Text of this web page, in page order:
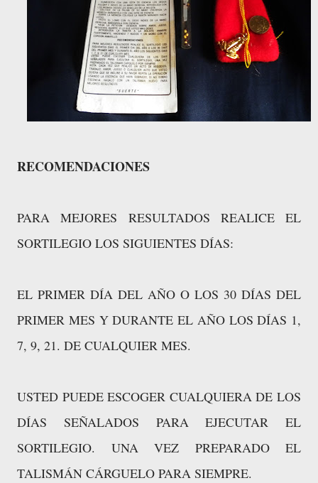
RECOMENDACIONES
PARA MEJORES RESULTADOS REALICE EL
SORTILEGIO LOS SIGUIENTES DÍAS:
EL PRIMER DÍA DEL AÑO O LOS 30 DÍAS DEL
PRIMER MES Y DURANTE EL AÑO LOS DÍAS 1,
7, 9, 21. DE CUALQUIER MES.
USTED PUEDE ESCOGER CUALQUIERA DE LOS
DÍAS SEÑALADOS PARA EJECUTAR EL
SORTILEGIO. UNA VEZ PREPARADO EL
TALISMÁN CÁRGUELO PARA SIEMPRE.